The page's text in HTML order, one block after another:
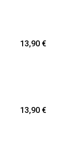
13,90 €
13,90 €